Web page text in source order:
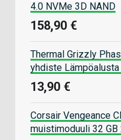
4.0 NVMe 3D NAND
158,90 €
Thermal Grizzly
yhdiste Lämpöalusta
13,90 €
Corsair Vengeance
muistimoduuli 32